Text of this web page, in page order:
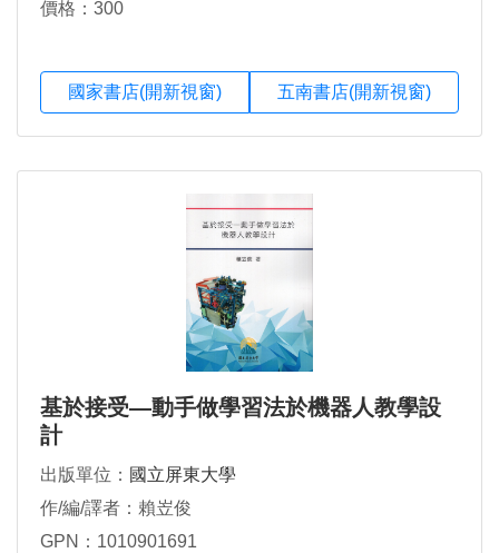
價格：300
國家書店(開新視窗) 五南書店(開新視窗)
基於接受—動手做學習法於機器人教學設
計
出版單位： 國立屏東大學
作/編/譯者：賴岦俊
GPN：1010901691